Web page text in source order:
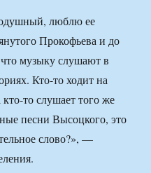
люблю ее
Прокофьева и до
музыку слушают в
Кто-то ходит на
то слушает того же
песни Высоцкого, это
слово?», —